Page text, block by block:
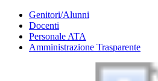
Genitori/Alunni
Docenti
Personale ATA
Amministrazione Trasparente